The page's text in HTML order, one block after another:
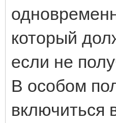
который
если не
В особом
включиться